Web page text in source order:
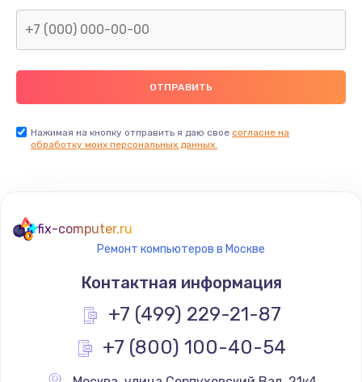
2500 руб.
Заказать
Замена видеочипа
2500 руб.
Заказать
Настройка BIOS
Нажимая на кнопку отправить я даю свое согласие на
обработку моих персональных данных.
fix-computer.ru
Ремонт компьютеров в Москве
Контактная информация
+7 (499) 229-21-87
+7 (800) 100-40-54